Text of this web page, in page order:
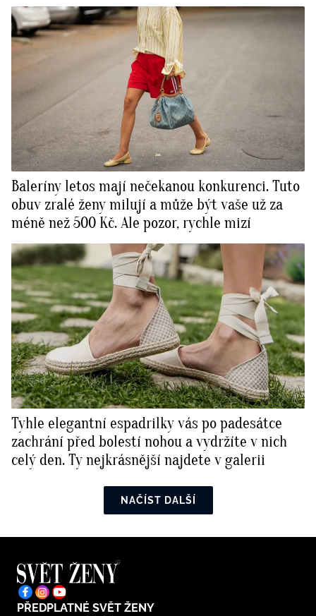
Baleríny letos mají nečekanou konkurenci. Tuto
obuv zralé ženy milují a může být vaše už za
méně než 500 Kč. Ale pozor, rychle mizí
Tyhle elegantní espadrilky vás po padesátce
zachrání před bolestí nohou a vydržíte v nich
celý den. Ty nejkrásnější najdete v galerii
NAČÍST DALŠÍ
PŘEDPLATNÉ SVĚT ŽENY